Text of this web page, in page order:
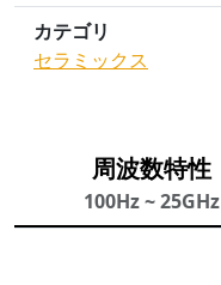
カテゴリ
セラミックス
周波数特性
100Hz ~ 25GHz